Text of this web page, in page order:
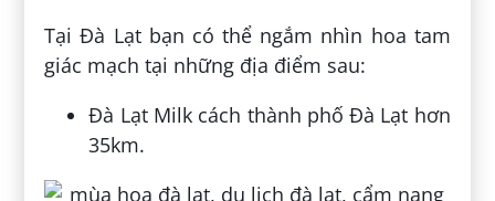
Tại Đà Lạt bạn có thể ngắm nhìn hoa tam
giác mạch tại những địa điểm sau:
Đà Lạt Milk cách thành phố Đà Lạt hơn
35km.